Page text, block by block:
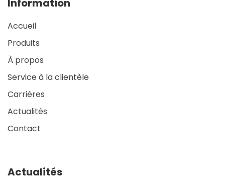
Information
Accueil
Produits
À propos
Service à la clientèle
Carrières
Actualités
Contact
Actualités